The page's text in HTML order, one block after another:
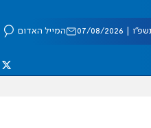
08/2026 המייל האדום